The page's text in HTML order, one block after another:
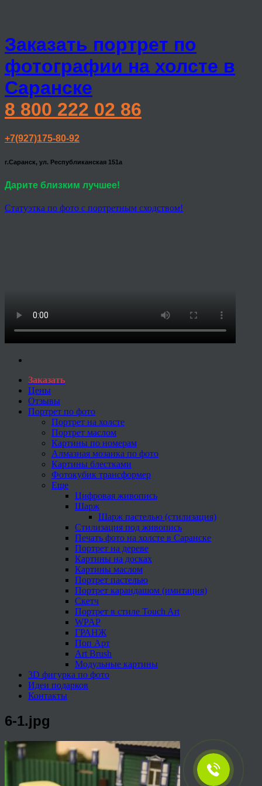
Заказать портрет по
фотографии на холсте в
Саранске
8 800 222 02 86
+7(927)175-80-92
г.Саранск, ул. Республиканская 151а
Дарите близким лучшее!
Статуэтка по фото с портретным сходством!
Заказать
Цены
Отзывы
Портрет по фото
Портрет на холсте
Портрет маслом
Картины по номерам
Алмазная мозаика по фото
Картины блестками
Фотокубик трансформер
Еще
Цифровая живопись
Шарж
Шарж пастелью (стилизация)
Стилизация под живопись
Печать фото на холсте в Саранске
Портрет на дереве
Картины на досках
Картины маслом
Портрет пастелью
Портрет карандашом (имитация)
Скетч
Портрет в стиле Touch Art
WPAP
ГРАНЖ
Поп Арт
Art Brush
Модульные картины
3D фигурка по фото
Идеи подарков
Контакты
6-1.jpg